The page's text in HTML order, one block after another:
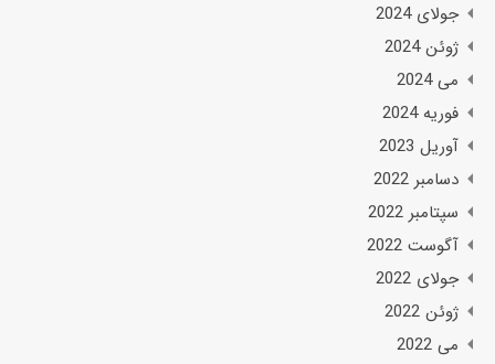
جولای 2024
ژوئن 2024
می 2024
فوریه 2024
آوریل 2023
دسامبر 2022
سپتامبر 2022
آگوست 2022
جولای 2022
ژوئن 2022
می 2022